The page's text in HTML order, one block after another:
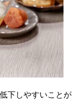
下しやすいことが